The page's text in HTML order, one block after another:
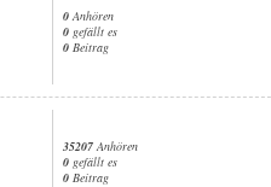
0Anhören
0 gefällt es
0 Beitrag
35207Anhören
0 gefällt es
0 Beitrag